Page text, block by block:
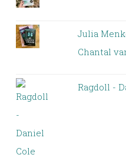
Julia
Chantal
Ragdoll -